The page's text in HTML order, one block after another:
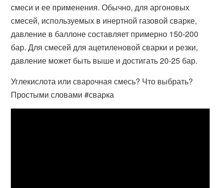
смеси и ее применения. Обычно, для аргоновых
смесей, используемых в инертной газовой сварке,
давление в баллоне составляет примерно 150-200
бар. Для смесей для ацетиленовой сварки и резки,
давление может быть выше и достигать 20-25 бар.
Углекислота или сварочная смесь? Что выбрать?
Простыми словами #сварка